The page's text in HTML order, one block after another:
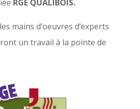
RGE QUALIBOIS.
mains d’oeuvres d’experts
un travail à la pointe de